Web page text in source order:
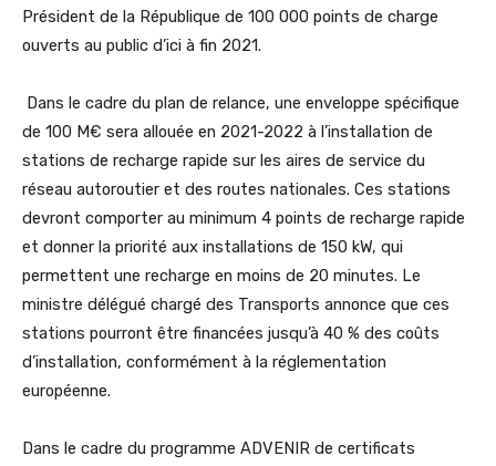
Président de la République de 100 000 points de charge
ouverts au public d’ici à fin 2021.
Dans le cadre du plan de relance, une enveloppe spécifique
de 100 M€ sera allouée en 2021-2022 à l’installation de
stations de recharge rapide sur les aires de service du
réseau autoroutier et des routes nationales. Ces stations
devront comporter au minimum 4 points de recharge rapide
et donner la priorité aux installations de 150 kW, qui
permettent une recharge en moins de 20 minutes. Le
ministre délégué chargé des Transports annonce que ces
stations pourront être financées jusqu’à 40 % des coûts
d’installation, conformément à la réglementation
européenne.
Dans le cadre du programme ADVENIR de certificats